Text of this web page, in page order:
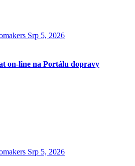
Srp 5, 2026
on-line na Portálu dopravy
Srp 5, 2026